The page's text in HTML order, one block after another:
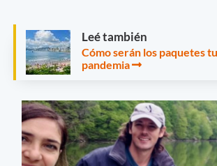
Leé también
Cómo serán los paquetes
pandemia